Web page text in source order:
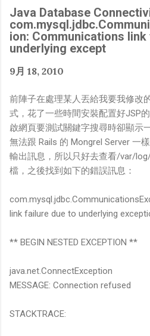
們還在研究那個眼鏡時，常聽到
什麼黑科技 』，這類沒有建設性
來的話，而我也是不以為然。坦
三個字掛在嘴上，當做無知的遮
秀搶風頭、噁心帶風向、搞政治
去幫自己抬轎、有鍋直接推給下
言，還有職場霸凌，這些你他媽
啥洨用了！） 一件理論上可以
被信息差，不懂加上沒實作能力
技了（多黑？比巴西黑鮑魚還黑
Ray-ban Meta 的黑科技，講白
在搞那支眼鏡，然後把軟體技能
鏡有塞入一個強大的 WiFi 6 晶
串流（確實 Meta 的智能眼鏡，
求開啟手機的 WiFi 開關，所以
來做 POC，確實傳輸效率非常快
Java Database
ion: Communications
underlying except
9月 18, 2010
前陣子在處理某人丟給我要我修改
式，花了一些時間安裝配置好JSP
啟網頁要測試關鍵字搜尋時卻顯示
無法跟 Rails 的 Mongrel Server 一
輸出訊息，所以只好去查看/var/
檔，之後找到如下的錯誤訊息：
link failure due to underlying
** BEGIN NESTED EXCEPTION **
java.net.ConnectException
MESSAGE: Connection refused
STACKTRACE: